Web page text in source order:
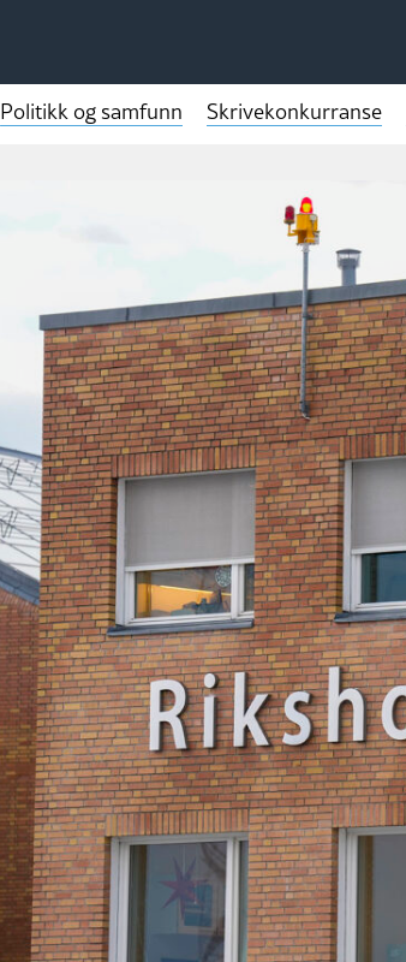
Politikk og samfunn Skrivekonkurranse